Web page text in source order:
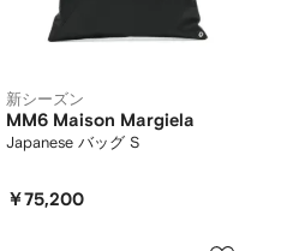
新シーズン
MM6 Maison Margiela
Japanese バッグ S
￥75,200